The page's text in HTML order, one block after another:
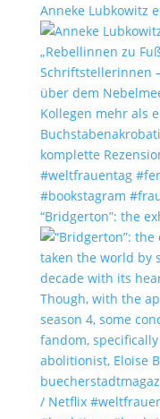
Anneke Lubkowitz
“Bridgerton”: the